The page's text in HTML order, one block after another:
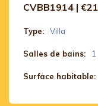
CVBB1914 |
Type: Villa
Salles de bains: 1
Surface habitable: